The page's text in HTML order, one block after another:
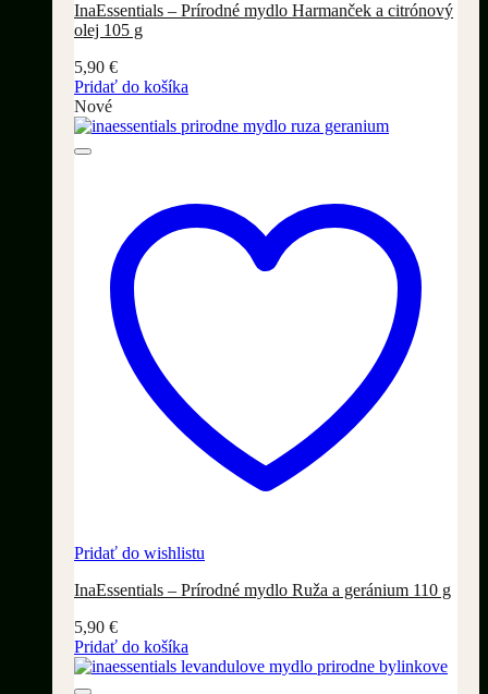
InaEssentials – Prírodné mydlo Harmanček a citrónový
olej 105 g
5,90 €
Pridať do košíka
Nové
Pridať do wishlistu
InaEssentials – Prírodné mydlo Ruža a geránium 110 g
5,90 €
Pridať do košíka